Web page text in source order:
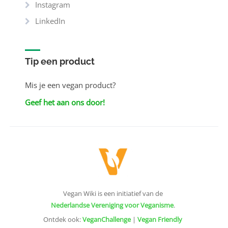
Instagram
LinkedIn
Tip een product
Mis je een vegan product?
Geef het aan ons door!
Vegan Wiki is een initiatief van de
Nederlandse Vereniging voor Veganisme.
Ontdek ook:VeganChallenge| Vegan Friendly